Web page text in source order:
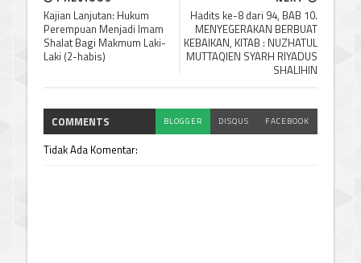
Hadits ke-8 dari 94, BAB 10.
MENYEGERAKAN BERBUAT
KEBAIKAN, KITAB : NUZHATUL
MUTTAQIEN SYARH RIYADUS
SHALIHIN
Kajian Lanjutan: Hukum
Perempuan Menjadi Imam
Shalat Bagi Makmum Laki-
Laki (2-habis)
COMMENTS BLOGGER DISQUS FACEBOOK
Tidak Ada Komentar: